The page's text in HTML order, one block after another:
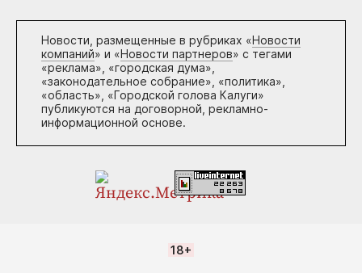
Новости, размещенные в рубриках «Новости
компаний» и «Новости партнеров» с тегами
«реклама», «городская дума»,
«законодательное собрание», «политика»,
«область», «Городской голова Калуги»
публикуются на договорной, рекламно-
информационной основе.
18+